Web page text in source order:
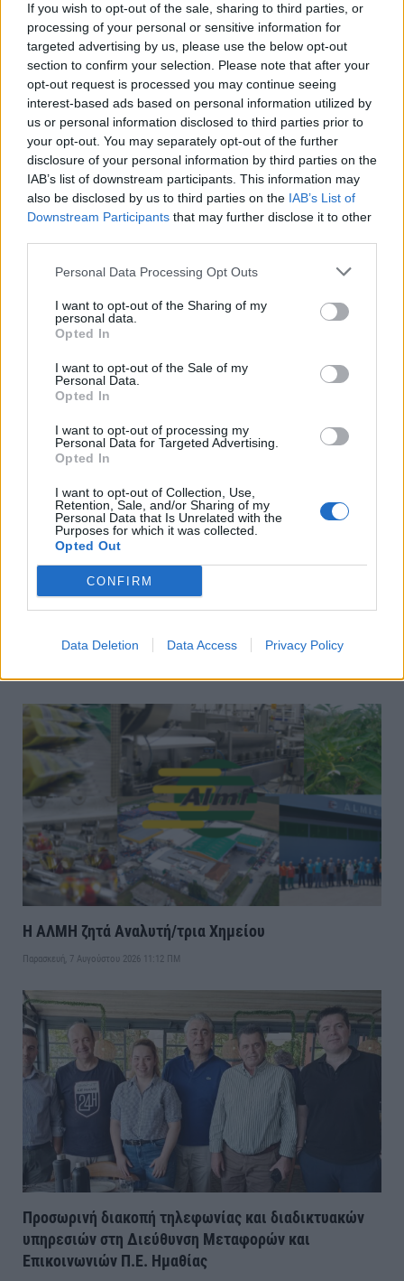
If you wish to opt-out of the sale, sharing to third parties, or
processing of your personal or sensitive information for
targeted advertising by us, please use the below opt-out
section to confirm your selection. Please note that after your
opt-out request is processed you may continue seeing
interest-based ads based on personal information utilized by
us or personal information disclosed to third parties prior to
your opt-out. You may separately opt-out of the further
disclosure of your personal information by third parties on the
IAB’s list of downstream participants. This information may
also be disclosed by us to third parties on the IAB’s List of
Downstream Participants that may further disclose it to other
Personal Data Processing Opt Outs
I want to opt-out of the Sharing of my
personal data.
Opted In
I want to opt-out of the Sale of my
Personal Data.
Opted In
I want to opt-out of processing my
Personal Data for Targeted Advertising.
Opted In
I want to opt-out of Collection, Use,
Retention, Sale, and/or Sharing of my
Personal Data that Is Unrelated with the
Purposes for which it was collected.
Opted Out
CONFIRM
Data Deletion Data Access Privacy Policy
ΓΥΜΝΑΣΙΟ ΠΛΑΤΕΟΣ ΔΡΑΣΕΙΣ ΕΥΑΙΣΘΗΤΟΠΟΙΗΣΗΣ
FacebookTwitter
PREVIOUS ARTICLE
ΟΠΕΚΑ: Ημέρα πληρωμών για τα
επιδόματα Κοινωνικής
Αλληλεγγύης σήμερα 30
Νοεμβρίου
NEXT ARTICLE
νέες και παλιές επιχειρήσεις με
προϋποθέσεις
Η ΑΛΜΗ ζητά Αναλυτή/τρια Χημείου
Παρασκευή, 7 Αυγούστου 2026 11:12 ΠΜ
Προσωρινή διακοπή τηλεφωνίας και διαδικτυακών
υπηρεσιών στη Διεύθυνση Μεταφορών και
Επικοινωνιών Π.Ε. Ημαθίας